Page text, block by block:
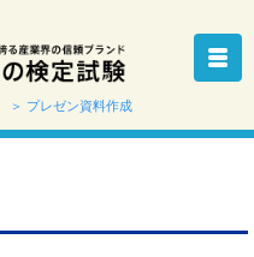
＞ プレゼン資料作成